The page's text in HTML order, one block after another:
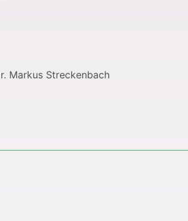
Markus Streckenbach